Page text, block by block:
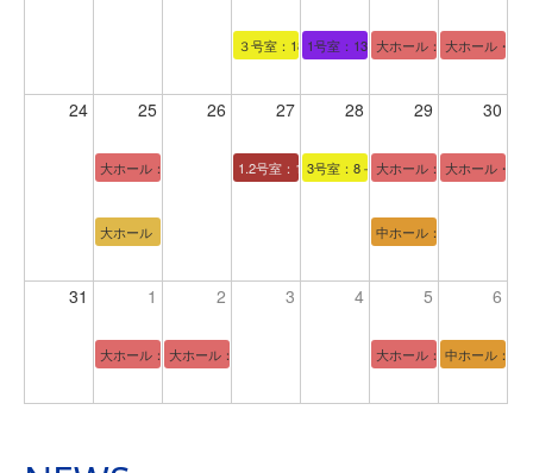
３号室：18－21時1号室：13－17時大ホール：13－17時
大ホール・1.2
24 25 26 27 28 29 30
大ホール：17－21時 1.2号室：13時ー17時
3号室：8－17時大ホール：9－12時
大ホール・中
大ホール 中ホール：13－17時
31 1 2 3 4 5 6
大ホール：８－１７時大ホール：８－１７時 大ホール：13－17時
中ホール：8